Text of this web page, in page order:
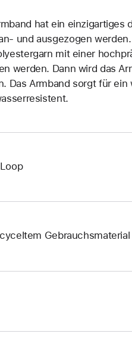
hat ein einzig­artiges
und ausge­zogen
mit einer
werden. Dann wird das
Das Armband sorgt für
Gebrauchsmaterial